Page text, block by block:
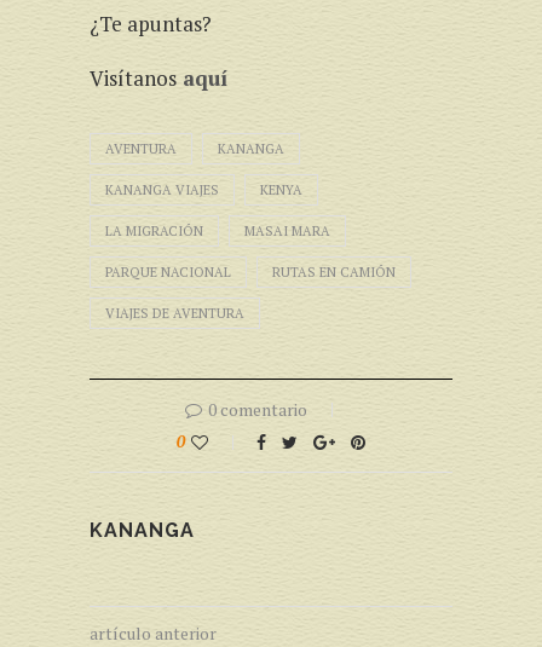
¿Te apuntas?
Visítanos aquí
AVENTURA KANANGA
KANANGA VIAJES KENYA
LA MIGRACIÓN MASAI MARA
PARQUE NACIONAL RUTAS EN CAMIÓN
VIAJES DE AVENTURA
0 comentario
0
KANANGA
artículo anterior